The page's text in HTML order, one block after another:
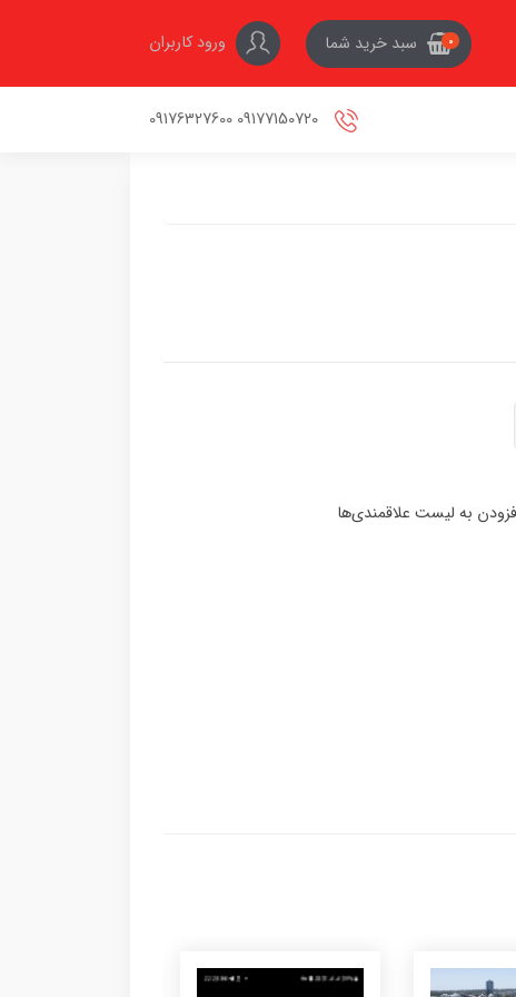
0 سبد خرید شما ورود کاربران